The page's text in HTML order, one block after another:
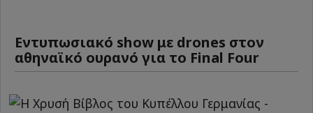
Εντυπωσιακό show με drones στον
αθηναϊκό ουρανό για το Final Four